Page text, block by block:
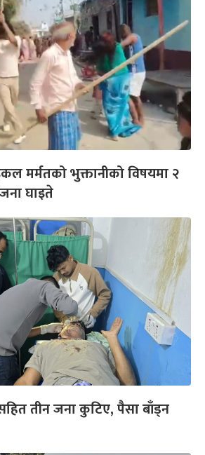
मर्मतको भुक्तानीको विषयमा २
घाइते
तीन जना कुटिए, पैसा बाँड्न